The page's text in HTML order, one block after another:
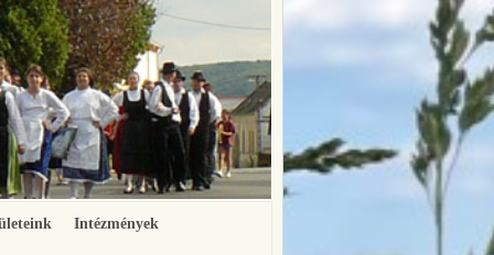
Intézmények